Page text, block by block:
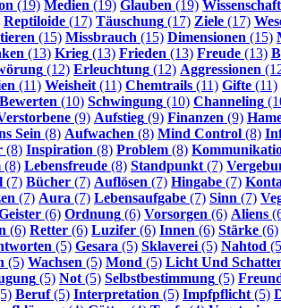
(19) Medien (19) Glauben (19) Wissenschaft
Reptiloide (17) Täuschung (17) Ziele (17)
(15) Missbrauch (15) Dimensionen (15)
(13) Krieg (13) Frieden (13) Freude (13)
(12) Erleuchtung (12) Aggressionen
(11) Weisheit(11) Chemtrails (11) Gifte (11)
Bewerten (10) Schwingung (10) Channeling
(9) Aufstieg (9) Finanzen (9)
Sein (8) Aufwachen (8) Mind Control (8)
(8) Inspiration (8) Problem (8)
(8) Lebensfreude (8) Standpunkt(7)
(7) Bücher (7) Auflösen (7) Hingabe (7)
(7) Aura (7) Lebensaufgabe (7) Sinn (7)
(6) Ordnung (6) Vorsorgen (6) Aliens
(6) Retter (6) Luzifer (6) Innen (6) Stärke (6)
(5) Gesara (5) Sklaverei(5) Nahtod
(5) Wachsen (5) Mond (5) Licht Und
(5) Not(5) Selbstbestimmung (5)
Beruf(5) Interpretation (5) Impfpflicht(5)